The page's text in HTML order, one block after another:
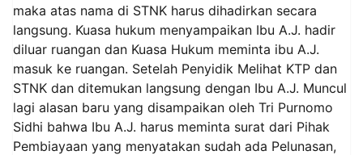
maka atas nama di STNK harus dihadirkan secara
langsung. Kuasa hukum menyampaikan Ibu A.J. hadir
diluar ruangan dan Kuasa Hukum meminta ibu A.J.
masuk ke ruangan. Setelah Penyidik Melihat KTP dan
STNK dan ditemukan langsung dengan Ibu A.J. Muncul
lagi alasan baru yang disampaikan oleh Tri Purnomo
Sidhi bahwa Ibu A.J. harus meminta surat dari Pihak
Pembiayaan yang menyatakan sudah ada Pelunasan,